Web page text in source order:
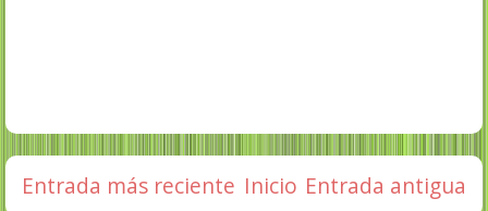
Entrada más reciente Entrada antigua
Inicio